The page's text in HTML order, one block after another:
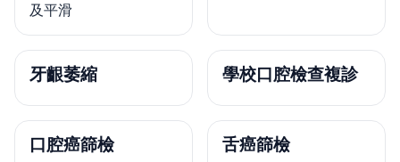
及平滑
牙齦萎縮 學校口腔檢查複診
口腔癌篩檢 舌癌篩檢